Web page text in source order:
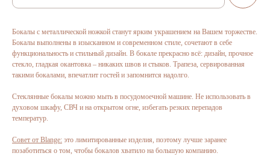
Бокалы с металлической ножкой станут ярким украшением на Вашем торжестве.
Бокалы выполнены в изысканном и современном стиле, сочетают в себе
функциональность и стильный дизайн. В бокале прекрасно всё: дизайн, прочное
стекло, гладкая окантовка – никаких швов и стыков. Трапеза, сервированная
такими бокалами, впечатлит гостей и запомнится надолго.
Стеклянные бокалы можно мыть в посудомоечной машине. Не использовать в
духовом шкафу, СВЧ и на открытом огне, избегать резких перепадов
температур.
Совет от Blange: это лимитированные изделия, поэтому лучше заранее
позаботиться о том, чтобы бокалов хватило на большую компанию.